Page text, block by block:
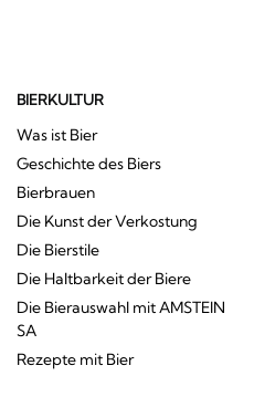
BIERKULTUR
Was ist Bier
Geschichte des Biers
Bierbrauen
Die Kunst der Verkostung
Die Bierstile
Die Haltbarkeit der Biere
Die Bierauswahl mit AMSTEIN
SA
Rezepte mit Bier